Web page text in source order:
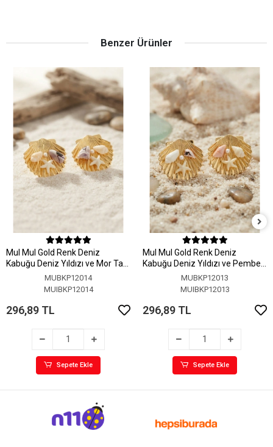
Benzer Ürünler
MuI MuI Gold Renk Deniz
Kabuğu Deniz Yıldızı ve Mor Taş
Detaylı KüpeMUBKP12014
MUIBKP12014
296,89 TL
Sepete Ekle
MuI MuI Gold Renk Deniz
Kabuğu Deniz Yıldızı ve Pembe
Taş Detaylı Küpe
MUBKP12013
MUIBKP12013
296,89 TL
Sepete Ekle